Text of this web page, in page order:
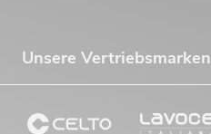
Unsere Vertriebsmarken